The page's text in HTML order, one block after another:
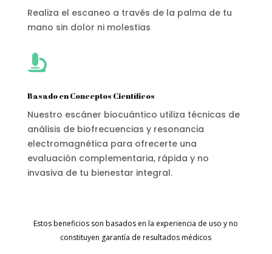
Realiza el escaneo a través de la palma de tu
mano sin dolor ni molestias

Basado en Conceptos Científicos
Nuestro escáner biocuántico utiliza técnicas de
análisis de biofrecuencias y resonancia
electromagnética para ofrecerte una
evaluación complementaria, rápida y no
invasiva de tu bienestar integral.
Estos beneficios son basados en la experiencia de uso y no
constituyen garantía de resultados médicos